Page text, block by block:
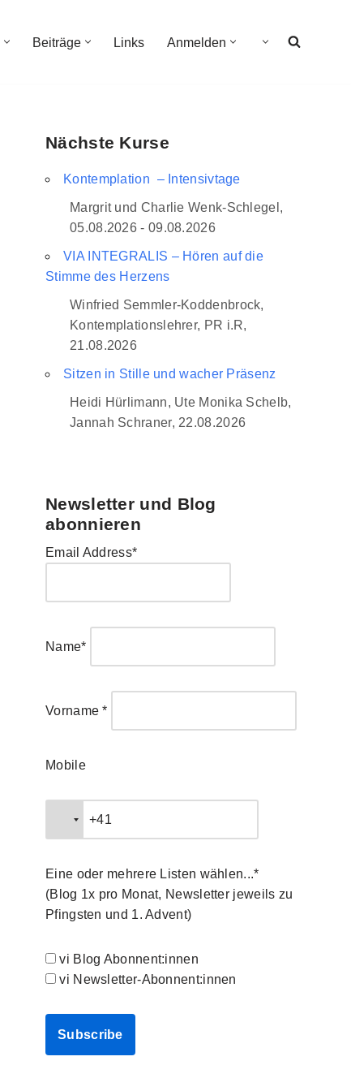
Beiträge Links Anmelden
Nächste Kurse
Kontemplation – Intensivtage
Margrit und Charlie Wenk-Schlegel,
05.08.2026 - 09.08.2026
VIA INTEGRALIS – Hören auf die
Stimme des Herzens
Winfried Semmler-Koddenbrock,
Kontemplationslehrer, PR i.R,
21.08.2026
Sitzen in Stille und wacher Präsenz
Heidi Hürlimann, Ute Monika Schelb,
Jannah Schraner, 22.08.2026
Newsletter und Blog
abonnieren
Email Address*
Name*
Vorname *
Mobile
Eine oder mehrere Listen wählen...*
(Blog 1x pro Monat, Newsletter jeweils zu
Pfingsten und 1. Advent)
vi Blog Abonnent:innen
vi Newsletter-Abonnent:innen